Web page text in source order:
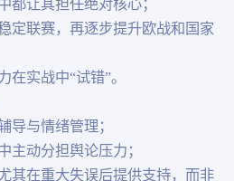
都让其担任绝对核心；
定联赛，再逐步提升欧战和国家
在实战中“试错”。
导与情绪管理；
主动分担舆论压力；
其在重大失误后提供支持，而非